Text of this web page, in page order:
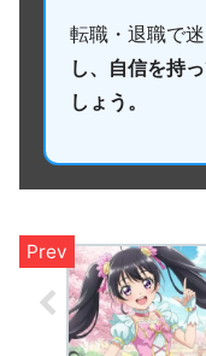
転職・退職で迷
し、自信を持
しょう。